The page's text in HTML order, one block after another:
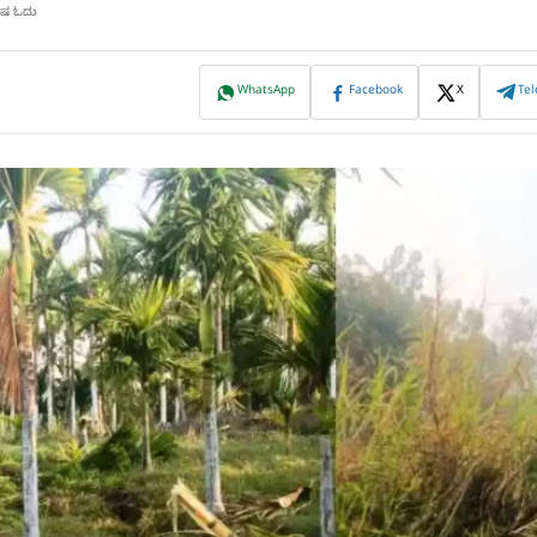
ಓದು
WhatsApp Facebook X